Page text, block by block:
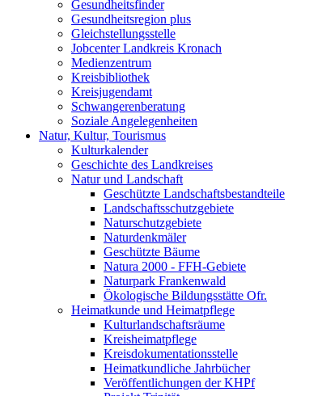
Gesundheitsfinder
Gesundheitsregion plus
Gleichstellungsstelle
Jobcenter Landkreis Kronach
Medienzentrum
Kreisbibliothek
Kreisjugendamt
Schwangerenberatung
Soziale Angelegenheiten
Natur, Kultur, Tourismus
Kulturkalender
Geschichte des Landkreises
Natur und Landschaft
Geschützte Landschaftsbestandteile
Landschaftsschutzgebiete
Naturschutzgebiete
Naturdenkmäler
Geschützte Bäume
Natura 2000 - FFH-Gebiete
Naturpark Frankenwald
Ökologische Bildungsstätte Ofr.
Heimatkunde und Heimatpflege
Kulturlandschaftsräume
Kreisheimatpflege
Kreisdokumentationsstelle
Heimatkundliche Jahrbücher
Veröffentlichungen der KHPf